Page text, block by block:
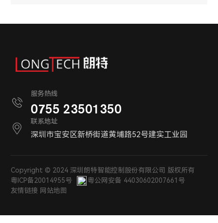
服务热线
0755 23501350
联系地址
深圳市宝安区新桥街道黄埔路52号建实工业园
Copyright © 2024 深圳朗特智能控制股份有限公司 版权所有
粤ICP备20014955号
粤公网安备 44030602007661号
友情链接 网站地图